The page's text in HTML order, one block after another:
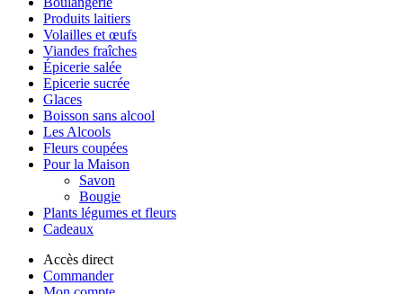
Produits laitiers
Volailles et œufs
Viandes fraîches
Épicerie salée
Epicerie sucrée
Glaces
Boisson sans alcool
Les Alcools
Fleurs coupées
Pour la Maison
Savon
Bougie
Plants légumes et fleurs
Cadeaux
Accès direct
Commander